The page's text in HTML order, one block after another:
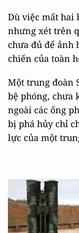
Dù việc mất hai
nhưng xét trên
chưa đủ để ảnh
chiến của toàn
Một trung đoàn
bệ phóng,
ngoài các ống
bị phá hủy chỉ
lực của một